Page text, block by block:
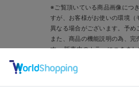
※ご覧頂いている商品画像につ
すが、 お客様がお使いの環境
異なる場合がございます。予め
また、商品の機能説明の為、
す。 販売中のカラーにつきま
※商品画像・イ
このアイテムのお気に入り登
お気に入り商品を確認する